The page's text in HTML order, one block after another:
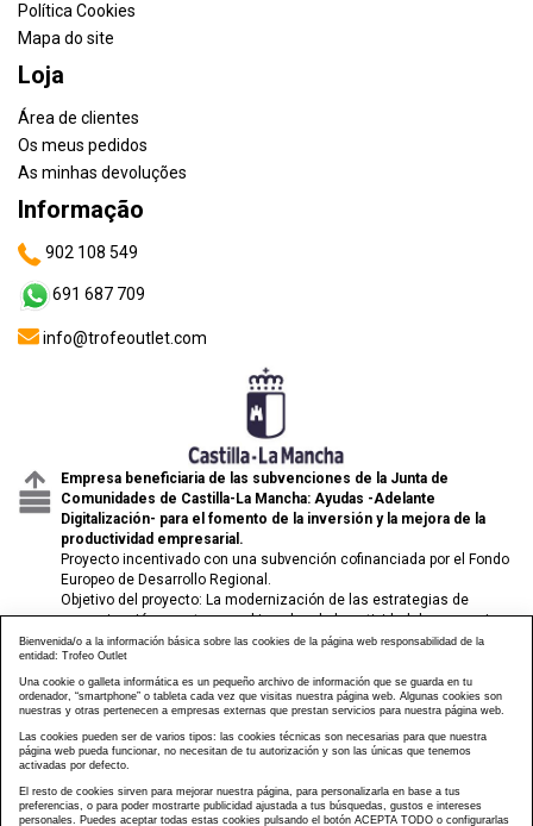
Política Cookies
Mapa do site
Loja
Área de clientes
Os meus pedidos
As minhas devoluções
Informação
902 108 549
691 687 709
info@trofeoutlet.com
Empresa beneficiaria de las subvenciones de la Junta de
Comunidades de Castilla-La Mancha: Ayudas -Adelante
Digitalización- para el fomento de la inversión y la mejora de la
productividad empresarial.
Proyecto incentivado con una subvención cofinanciada por el Fondo
Europeo de Desarrollo Regional.
Objetivo del proyecto: La modernización de las estrategias de
comunicación y venta para el impulso de la actividad de comercio
electrónico de las pymes.
Bienvenida/o a la información básica sobre las cookies de la página web responsabilidad de la
entidad: Trofeo Outlet
Una cookie o galleta informática es un pequeño archivo de información que se guarda en tu
ordenador, “smartphone” o tableta cada vez que visitas nuestra página web. Algunas cookies son
nuestras y otras pertenecen a empresas externas que prestan servicios para nuestra página web.
Las cookies pueden ser de varios tipos: las cookies técnicas son necesarias para que nuestra
página web pueda funcionar, no necesitan de tu autorización y son las únicas que tenemos
activadas por defecto.
El resto de cookies sirven para mejorar nuestra página, para personalizarla en base a tus
preferencias, o para poder mostrarte publicidad ajustada a tus búsquedas, gustos e intereses
personales. Puedes aceptar todas estas cookies pulsando el botón ACEPTA TODO o configurarlas